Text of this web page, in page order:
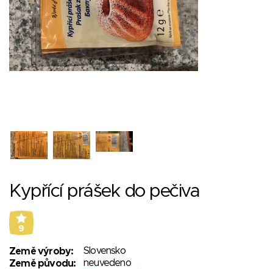
Kypřící prášek do pečiva
9
Země výroby:
Slovensko
Země původu:
neuvedeno